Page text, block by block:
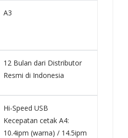
A3
12 Bulan dari Distributor
Resmi di Indonesia
Hi-Speed USB
Kecepatan cetak A4:
10.4ipm (warna) / 14.5ipm